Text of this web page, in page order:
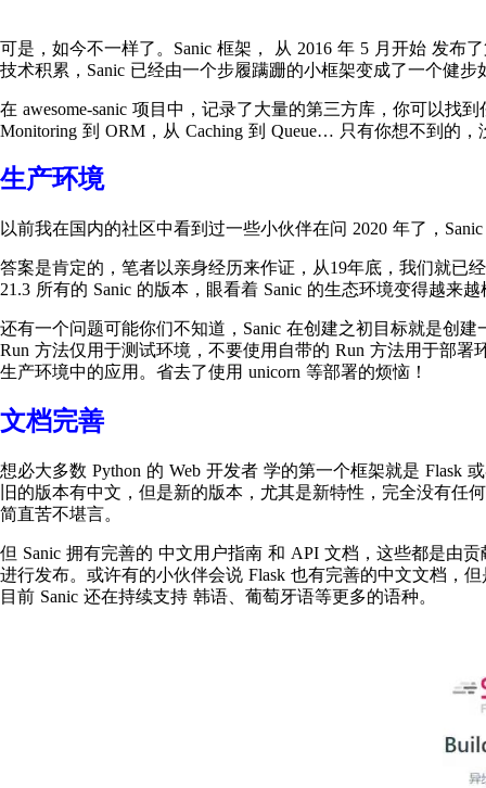
可是，如今不一样了。Sanic 框架， 从 2016 年 5 月开始 发布
技术积累，Sanic 已经由一个步履蹒跚的小框架变成了一个健步
在 awesome-sanic 项目中，记录了大量的第三方库，你可以找
Monitoring 到 ORM，从 Caching 到 Queue… 只有你想不到的
生产环境
以前我在国内的社区中看到过一些小伙伴在问 2020 年了，
答案是肯定的，笔者以亲身经历来作证，从19年底，我们就已
21.3 所有的 Sanic 的版本，眼看着 Sanic 的生态环境变得越来越
还有一个问题可能你们不知道，Sanic 在创建之初目标就是创
Run 方法仅用于测试环境，不要使用自带的 Run 方法用于部
生产环境中的应用。省去了使用 unicorn 等部署的烦恼！
文档完善
想必大多数 Python 的 Web 开发者 学的第一个框架就是 Flask
旧的版本有中文，但是新的版本，尤其是新特性，完全没有任
简直苦不堪言。
但 Sanic 拥有完善的 中文用户指南 和 API 文档，这些都是由
进行发布。或许有的小伙伴会说 Flask 也有完善的中文文档，
目前 Sanic 还在持续支持 韩语、葡萄牙语等更多的语种。